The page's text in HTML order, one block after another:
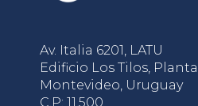
Av. Italia 6201, LATU
Edificio Los Tilos, Planta
Montevideo, Uruguay
C.P: 11.500